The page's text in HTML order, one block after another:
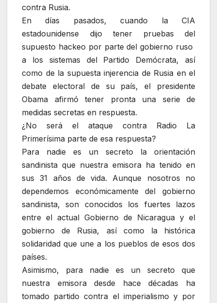
contra Rusia.
En días pasados, cuando la CIA
estadounidense dijo tener pruebas del
supuesto hackeo por parte del gobierno ruso
a los sistemas del Partido Demócrata, así
como de la supuesta injerencia de Rusia en el
debate electoral de su país, el presidente
Obama afirmó tener pronta una serie de
medidas secretas en respuesta.
¿No será el ataque contra Radio La
Primerísima parte de esa respuesta?
Para nadie es un secreto la orientación
sandinista que nuestra emisora ha tenido en
sus 31 años de vida. Aunque nosotros no
dependemos económicamente del gobierno
sandinista, son conocidos los fuertes lazos
entre el actual Gobierno de Nicaragua y el
gobierno de Rusia, así como la histórica
solidaridad que une a los pueblos de esos dos
países.
Asimismo, para nadie es un secreto que
nuestra emisora desde hace décadas ha
tomado partido contra el imperialismo y por